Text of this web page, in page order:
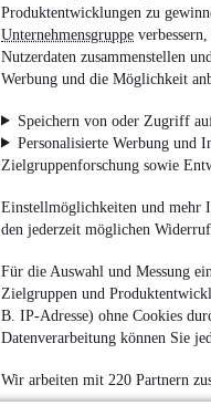
Produktentwicklungen zu
Unternehmensgruppe
Nutzerdaten zusammenstellen
Werbung und die Möglichkeit
Speichern von oder Zugriff
Personalisierte Werbung und
Zielgruppenforschung sowie
Einstellmöglichkeiten und mehr
den jederzeit möglichen
Für die Auswahl und Messung
Zielgruppen und
B. IP-Adresse) ohne Cookies
Datenverarbeitung können Sie
Wir arbeiten mit 220 Partnern